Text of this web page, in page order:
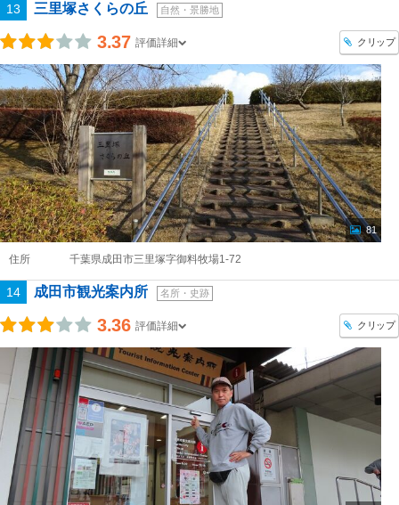
13 三里塚さくらの丘 自然・景勝地
3.37 評価詳細 クリップ
81
住所 千葉県成田市三里塚字御料牧場1-72
14 成田市観光案内所 名所・史跡
3.36 評価詳細 クリップ